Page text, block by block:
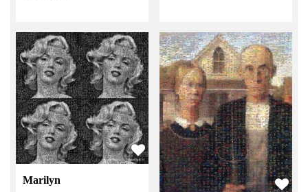
Marilyn